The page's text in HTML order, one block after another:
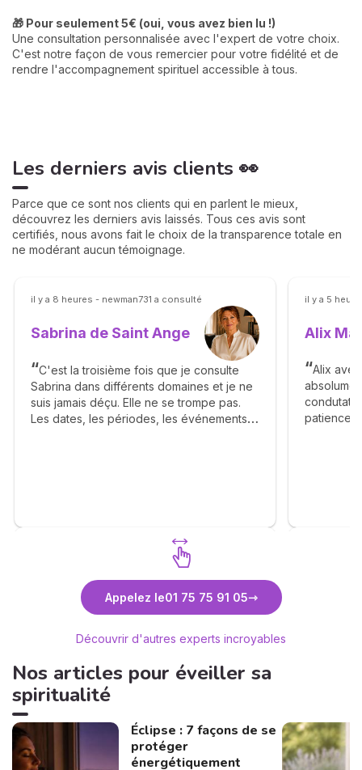
🎁 Pour seulement 5€ (oui, vous avez bien lu !)
Une consultation personnalisée avec l'expert de votre choix.
C'est notre façon de vous remercier pour votre fidélité et de
rendre l'accompagnement spirituel accessible à tous.
Les derniers avis clients 👀
Parce que ce sont nos clients qui en parlent le mieux,
découvrez les derniers avis laissés. Tous ces avis sont
certifiés, nous avons fait le choix de la transparence totale en
ne modérant aucun témoignage.
il y a 8 heures - newman731 a consulté
Sabrina de Saint Ange
C'est la troisième fois que je consulte
Sabrina dans différents domaines et je ne
suis jamais déçu. Elle ne se trompe pas.
Les dates, les périodes, les événements
mon avenir, un fil rouge qui éclaire ma vie.
La capacité à prendre de la hauteur sur
les événements en reliant les uns avec les
autres donne du relief à la consultation.
Nul doute que mes efforts auront un
beaucoup apprécié. A très bientôt.
Découvrez Sabrina de Saint Ange
il y a 5
Alix
Alix
patience
Appelez le01 75 75 91 05
Découvrir d'autres experts incroyables
Nos articles pour éveiller sa
spiritualité
Éclipse : 7 façons de se
protéger
énergétiquement